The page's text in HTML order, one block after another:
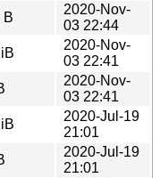
B
2020-Nov-
03 22:44
2020-Nov-
03 22:41
2020-Nov-
03 22:41
2020-Jul-19
21:01
2020-Jul-19
21:01